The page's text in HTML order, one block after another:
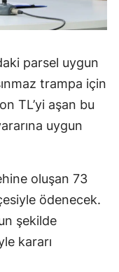
parsel uygun
trampa için
TL’yi aşan bu
uygun
oluşan 73
ödenecek.
şekilde
kararı